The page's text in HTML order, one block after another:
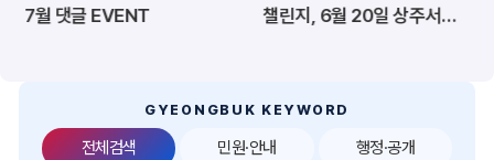
공공데이터&통계
7월 댓글 EVENT
챌린지, 6월 20일 상주서
GYEONGBUK KEYWORD
전체검색 민원·안내 행정·공개